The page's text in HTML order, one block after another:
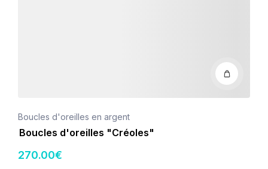
Boucles d'oreilles en argent
Boucles d'oreilles "Créoles"
270.00€